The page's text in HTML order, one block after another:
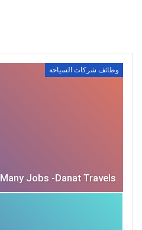
وظائف شركات السياحة
Many Jobs -Danat Travels